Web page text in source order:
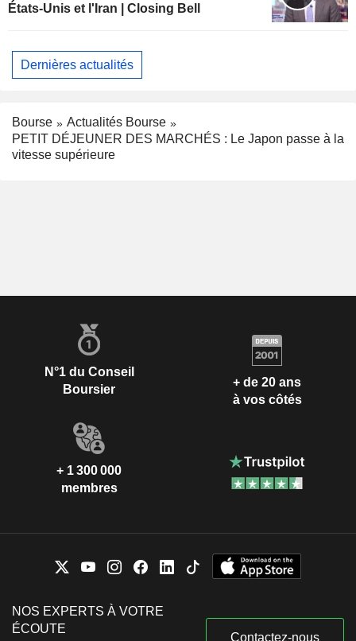
États-Unis et l'Iran | Closing Bell
Dernières actualités
Bourse
Actualités Bourse
PETIT DÉJEUNER DES MARCHÉS : Le Japon passe à la
vitesse supérieure
N°1 du Conseil
Boursier
+ de 20 ans
à vos côtés
+ 1 300 000
membres
NOS EXPERTS À VOTRE
ÉCOUTE
Contactez-nous